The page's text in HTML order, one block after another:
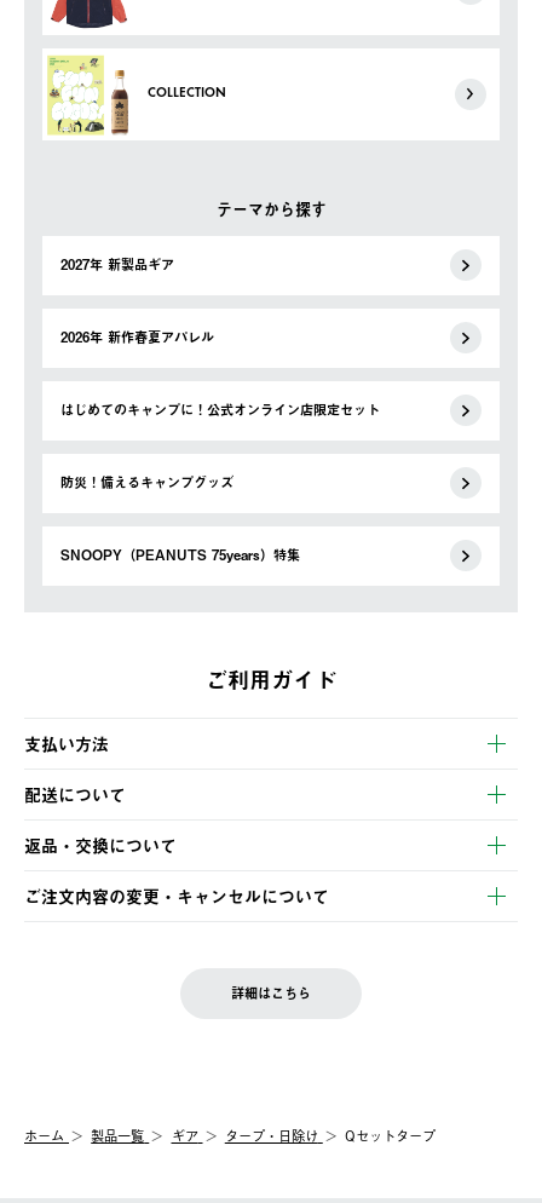
COLLECTION
テーマから探す
2027年 新製品ギア
2026年 新作春夏アパレル
はじめてのキャンプに！公式オンライン店限定セット
防災！備えるキャンプグッズ
SNOOPY（PEANUTS 75years）特集
ご利用ガイド
支払い方法
以下のいずれかの方法でお支払いいただけます。
・クレジットカード決済
・コンビニ決済
・Pay-easy決済
配送について
【発送スケジュール】
ご注文・ご入金完了より2営業日以内に商品を発送いたします。
土日祝の発送はございませんので、木曜日以降のご注文は週明け
の発送となる場合がございます。
【配送業者】
佐川急便にて配送されます。
返品・交換について
※お客様都合の場合
お客様都合の返品にかかる送料は、お客様ご負担とさせていただ
一度お手元の商品を返品いただき、ご希望商品を再注文してくだ
ご注文内容の変更・キャンセルについて
LOGOS FAMILY会員の方は、会員マイページ内 購入履歴画面に
詳細はこちら
ホーム 製品一覧 ギア タープ・日除け Qセットタープ